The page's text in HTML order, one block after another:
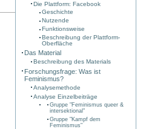
Die Plattform: Facebook
Geschichte
Nutzende
Funktionsweise
Beschreibung der Plattform-
Oberfläche
Das Material
Beschreibung des Materials
Forschungsfrage: Was ist
Feminismus?
Analysemethode
Analyse Einzelbeiträge
Gruppe "Feminismus queer &
intersektional"
Gruppe "Kampf dem
Feminismus"